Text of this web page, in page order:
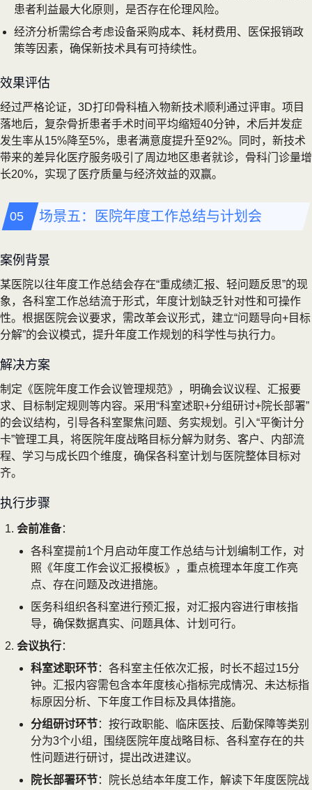
患者利益最大化原则，是否存在伦理风险。
经济分析需综合考虑设备采购成本、耗材费用、医保报销政
策等因素，确保新技术具有可持续性。
效果评估
经过严格论证，3D打印骨科植入物新技术顺利通过评审。项目
落地后，复杂骨折患者手术时间平均缩短40分钟，术后并发症
发生率从15%降至5%，患者满意度提升至92%。同时，新技术
带来的差异化医疗服务吸引了周边地区患者就诊，骨科门诊量增
长20%，实现了医疗质量与经济效益的双赢。
场景五：医院年度工作总结与计划会
案例背景
某医院以往年度工作总结会存在“重成绩汇报、轻问题反思”的现
象，各科室工作总结流于形式，年度计划缺乏针对性和可操作
性。根据医院会议要求，需改革会议形式，建立“问题导向+目标
分解”的会议模式，提升年度工作规划的科学性与执行力。
解决方案
制定《医院年度工作会议管理规范》，明确会议议程、汇报要
求、目标制定规则等内容。采用“科室述职+分组研讨+院长部署”
的会议结构，引导各科室聚焦问题、务实规划。引入“平衡计分
卡”管理工具，将医院年度战略目标分解为财务、客户、内部流
程、学习与成长四个维度，确保各科室计划与医院整体目标对
齐。
执行步骤
会前准备：
各科室提前1个月启动年度工作总结与计划编制工作，对
照《年度工作会议汇报模板》，重点梳理本年度工作亮
点、存在问题及改进措施。
医务科组织各科室进行预汇报，对汇报内容进行审核指
导，确保数据真实、问题具体、计划可行。
会议执行：
科室述职环节：各科室主任依次汇报，时长不超过15分
钟。汇报内容需包含本年度核心指标完成情况、未达标指
标原因分析、下年度工作目标及具体措施。
分组研讨环节：按行政职能、临床医技、后勤保障等类别
分为3个小组，围绕医院年度战略目标、各科室存在的共
性问题进行研讨，提出改进建议。
院长部署环节：院长总结本年度工作，解读下年度医院战